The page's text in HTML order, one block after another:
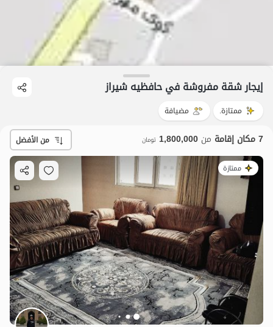
إيجار شقة مفروشة في حافظیه شیراز
ممتازة. مضيافة
7 مكان إقامة من 1,800,000 تومان من الأفضل
ممتازة